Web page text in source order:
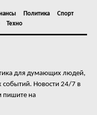
Политика
Спорт
Техно
для думающих людей,
событий. Новости 24/7 в
пишите на